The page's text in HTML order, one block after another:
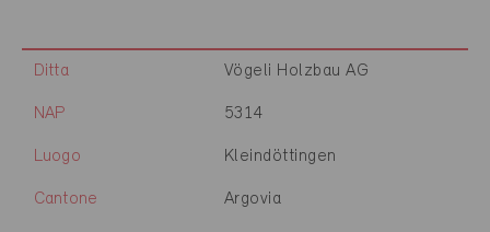
Ditta Vögeli Holzbau AG
NAP 5314
Luogo Kleindöttingen
Cantone Argovia